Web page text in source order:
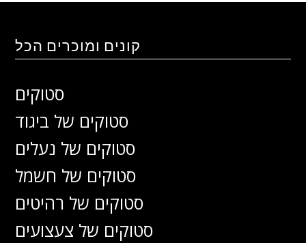
קונים ומוכרים הכל
סטוקים
סטוקים של ביגוד
סטוקים של נעלים
סטוקים של חשמל
סטוקים של רהיטים
סטוקים של צעצועים